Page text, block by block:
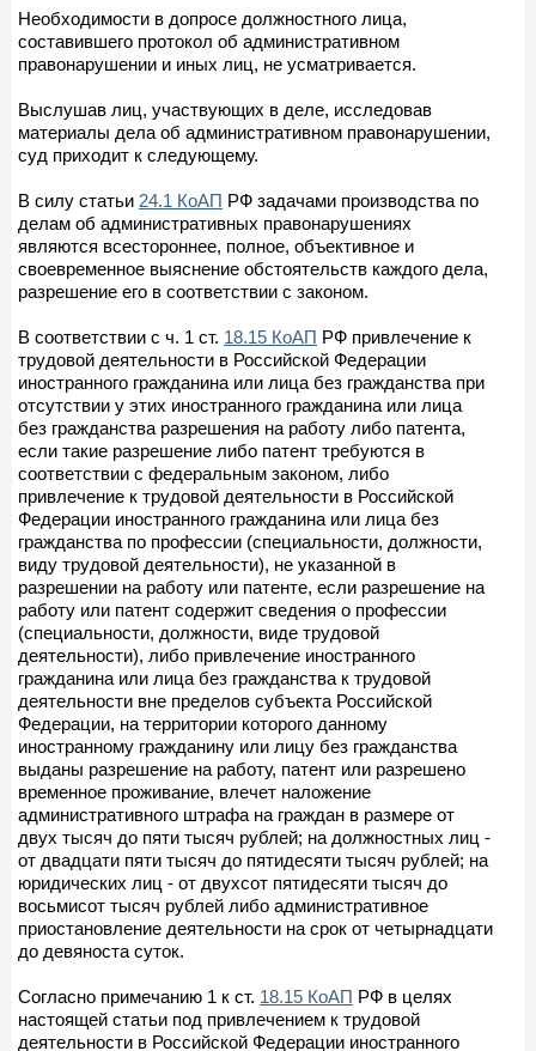
Необходимости в допросе должностного лица,
составившего протокол об административном
правонарушении и иных лиц, не усматривается.
Выслушав лиц, участвующих в деле, исследовав
материалы дела об административном правонарушении,
суд приходит к следующему.
В силу статьи 24.1 КоАП РФ задачами производства по
делам об административных правонарушениях
являются всестороннее, полное, объективное и
своевременное выяснение обстоятельств каждого дела,
разрешение его в соответствии с законом.
В соответствии с ч. 1 ст. 18.15 КоАП РФ привлечение к
трудовой деятельности в Российской Федерации
иностранного гражданина или лица без гражданства при
отсутствии у этих иностранного гражданина или лица
без гражданства разрешения на работу либо патента,
если такие разрешение либо патент требуются в
соответствии с федеральным законом, либо
привлечение к трудовой деятельности в Российской
Федерации иностранного гражданина или лица без
гражданства по профессии (специальности, должности,
виду трудовой деятельности), не указанной в
разрешении на работу или патенте, если разрешение на
работу или патент содержит сведения о профессии
(специальности, должности, виде трудовой
деятельности), либо привлечение иностранного
гражданина или лица без гражданства к трудовой
деятельности вне пределов субъекта Российской
Федерации, на территории которого данному
иностранному гражданину или лицу без гражданства
выданы разрешение на работу, патент или разрешено
временное проживание, влечет наложение
административного штрафа на граждан в размере от
двух тысяч до пяти тысяч рублей; на должностных лиц -
от двадцати пяти тысяч до пятидесяти тысяч рублей; на
юридических лиц - от двухсот пятидесяти тысяч до
восьмисот тысяч рублей либо административное
приостановление деятельности на срок от четырнадцати
до девяноста суток.
Согласно примечанию 1 к ст. 18.15 КоАП РФ в целях
настоящей статьи под привлечением к трудовой
деятельности в Российской Федерации иностранного